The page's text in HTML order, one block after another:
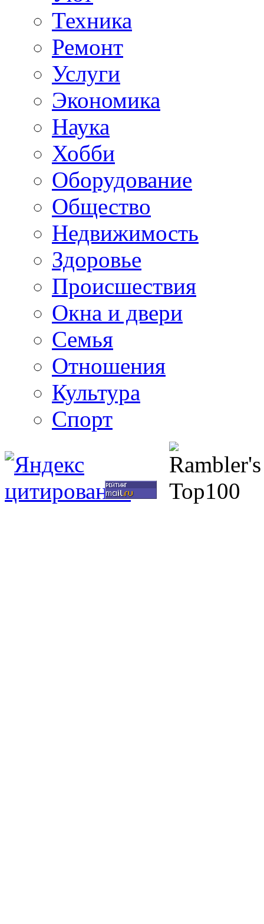
Техника
Ремонт
Услуги
Экономика
Наука
Хобби
Оборудование
Общество
Недвижимость
Здоровье
Происшествия
Окна и двери
Семья
Отношения
Культура
Спорт